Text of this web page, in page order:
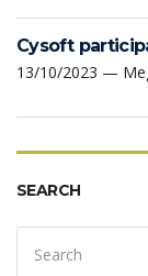
Cysoft
13/10/2023 —
SEARCH
Search
for: